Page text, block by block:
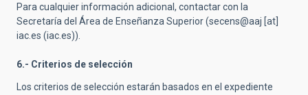
Para cualquier información adicional, contactar con la
Secretaría del Área de Enseñanza Superior (secens@aaj [at]
iac.es (iac.es)).
6.- Criterios de selección
Los criterios de selección estarán basados en el expediente